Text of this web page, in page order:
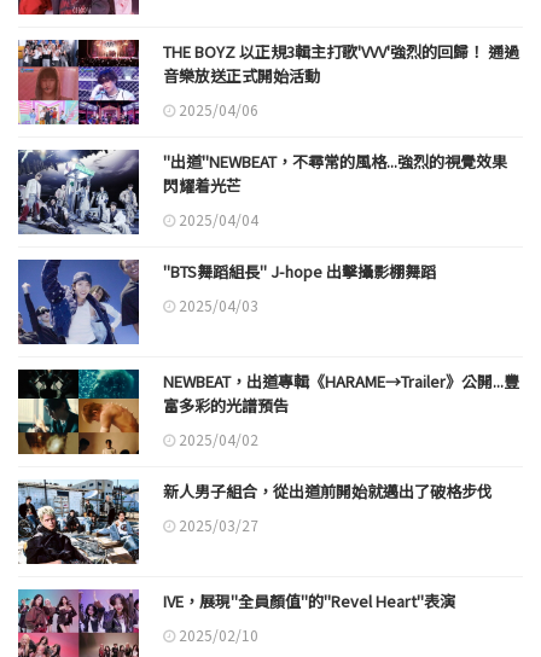
THE BOYZ 以正規3輯主打歌'VVV'強烈的回歸！ 通過
音樂放送正式開始活動
2025/04/06
"出道"NEWBEAT，不尋常的風格...強烈的視覺效果
閃耀着光芒
2025/04/04
"BTS舞蹈組長" J-hope 出擊攝影棚舞蹈
2025/04/03
NEWBEAT，出道專輯《HARAME→Trailer》公開...豐
富多彩的光譜預告
2025/04/02
新人男子組合，從出道前開始就邁出了破格步伐
2025/03/27
IVE，展現"全員顏值"的"Revel Heart"表演
2025/02/10